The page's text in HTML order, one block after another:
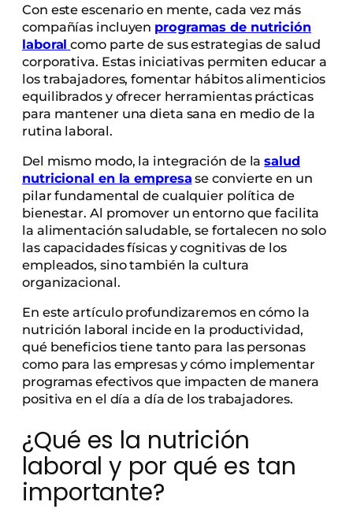
Con este escenario en mente, cada vez más
compañías incluyen programas de nutrición
laboral como parte de sus estrategias de salud
corporativa. Estas iniciativas permiten educar a
los trabajadores, fomentar hábitos alimenticios
equilibrados y ofrecer herramientas prácticas
para mantener una dieta sana en medio de la
rutina laboral.
Del mismo modo, la integración de lasalud
nutricional en la empresa se convierte en un
pilar fundamental de cualquier política de
bienestar. Al promover un entorno que facilita
la alimentación saludable, se fortalecen no solo
las capacidades físicas y cognitivas de los
empleados, sino también la cultura
organizacional.
En este artículo profundizaremos en cómo la
nutrición laboral incide en la productividad,
qué beneficios tiene tanto para las personas
como para las empresas y cómo implementar
programas efectivos que impacten de manera
positiva en el día a día de los trabajadores.
¿Qué es la nutrición
laboral y por qué es tan
importante?